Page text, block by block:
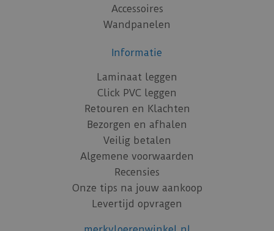
Accessoires
Wandpanelen
Informatie
Laminaat leggen
Click PVC leggen
Retouren en Klachten
Bezorgen en afhalen
Veilig betalen
Algemene voorwaarden
Recensies
Onze tips na jouw aankoop
Levertijd opvragen